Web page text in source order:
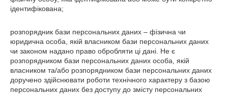
ідентифікована;
розпорядник бази персональних даних – фізична чи
юридична особа, якій власником бази персональних даних
чи законом надано право обробляти ці дані. Не є
розпорядником бази персональних даних особа, якій
власником та/або розпорядником бази персональних даних
доручено здійснювати роботи технічного характеру з базою
персональних даних без доступу до змісту персональних